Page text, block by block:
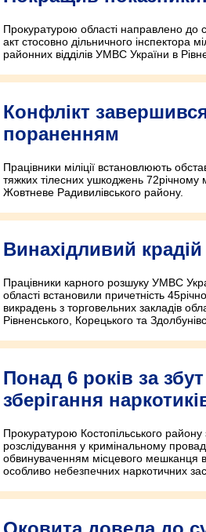
Прокуратурою області направлено до
акт стосовно дільничного інспектора
районних відділів УМВС України в
Конфлікт
пораненням
Працівники міліції встановлюють
тяжких тілесних ушкоджень
Жовтневе Радивилівського району.
Винахідливий крадій
Працівники карного розшуку УМВС
області встановили причетність
викрадень з торговельних закладів
Рівненського, Корецького та
Понад 6 років за збут
зберігання
Прокуратурою Костопільського району
розслідування у кримінальному
обвинуваченням місцевого мешканця в
особливо небезпечних наркотичних